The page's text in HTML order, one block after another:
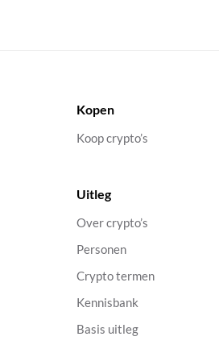
Kopen
Koop crypto’s
Uitleg
Over crypto’s
Personen
Crypto termen
Kennisbank
Basis uitleg